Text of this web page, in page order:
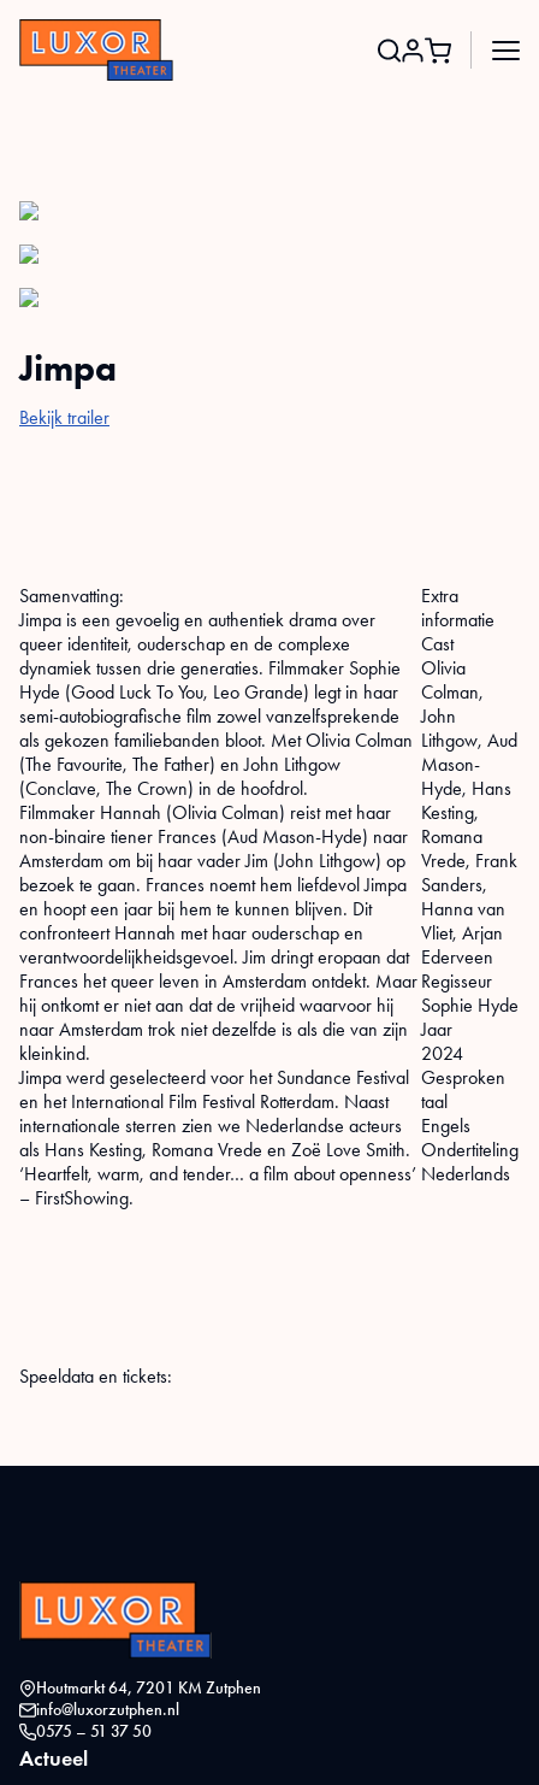
Jimpa
Bekijk trailer
Samenvatting:
Jimpa is een gevoelig en authentiek drama over
queer identiteit, ouderschap en de complexe
dynamiek tussen drie generaties. Filmmaker Sophie
Hyde (Good Luck To You, Leo Grande) legt in haar
semi-autobiografische film zowel vanzelfsprekende
als gekozen familiebanden bloot. Met Olivia Colman
(The Favourite, The Father) en John Lithgow
(Conclave, The Crown) in de hoofdrol.
Filmmaker Hannah (Olivia Colman) reist met haar
non-binaire tiener Frances (Aud Mason-Hyde) naar
Amsterdam om bij haar vader Jim (John Lithgow) op
bezoek te gaan. Frances noemt hem liefdevol Jimpa
en hoopt een jaar bij hem te kunnen blijven. Dit
confronteert Hannah met haar ouderschap en
verantwoordelijkheidsgevoel. Jim dringt eropaan dat
Frances het queer leven in Amsterdam ontdekt. Maar
hij ontkomt er niet aan dat de vrijheid waarvoor hij
naar Amsterdam trok niet dezelfde is als die van zijn
kleinkind.
Jimpa werd geselecteerd voor het Sundance Festival
en het International Film Festival Rotterdam. Naast
internationale sterren zien we Nederlandse acteurs
als Hans Kesting, Romana Vrede en Zoë Love Smith.
‘Heartfelt, warm, and tender… a film about openness’
– FirstShowing.
Extra
informatie
Cast
Olivia
Colman,
John
Lithgow, Aud
Mason-
Hyde, Hans
Kesting,
Romana
Vrede, Frank
Sanders,
Hanna van
Vliet, Arjan
Ederveen
Regisseur
Sophie Hyde
Jaar
2024
Gesproken
taal
Engels
Ondertiteling
Nederlands
Speeldata en tickets:
Houtmarkt 64, 7201 KM Zutphen
info@luxorzutphen.nl
0575 – 51 37 50
Actueel